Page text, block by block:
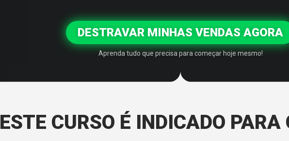
DESTRAVAR MINHAS VENDAS AGORA
Aprenda tudo que precisa para começar hoje mesmo!
ESTE CURSO É INDICADO PARA